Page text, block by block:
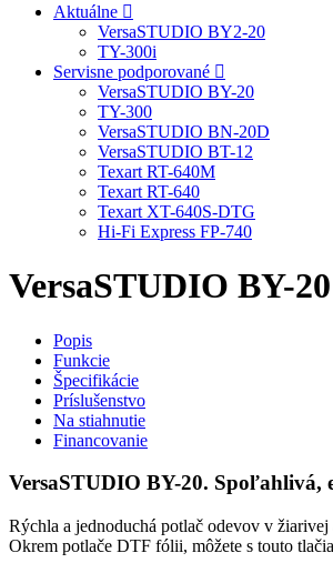
Aktuálne
VersaSTUDIO BY2-20
TY-300i
Servisne podporované
VersaSTUDIO BY-20
TY-300
VersaSTUDIO BN-20D
VersaSTUDIO BT-12
Texart RT-640M
Texart RT-640
Texart XT-640S-DTG
Hi-Fi Express FP-740
VersaSTUDIO BY-20
Popis
Funkcie
Špecifikácie
Príslušenstvo
Na stiahnutie
Financovanie
VersaSTUDIO BY-20. Spoľahlivá,
Rýchla a jednoduchá potlač odevov v
Okrem potlače DTF fólii, môžete s touto